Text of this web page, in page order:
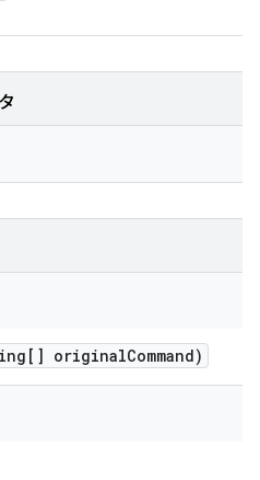
originalCommand)